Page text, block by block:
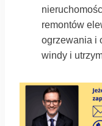
remontów
ogrzewania i
windy i